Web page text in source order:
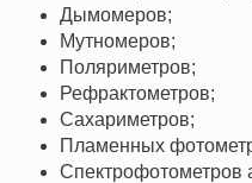
Дымомеров;
Мутномеров;
Поляриметров;
Рефрактометров;
Сахариметров;
Пламенных
Спектрофотометров